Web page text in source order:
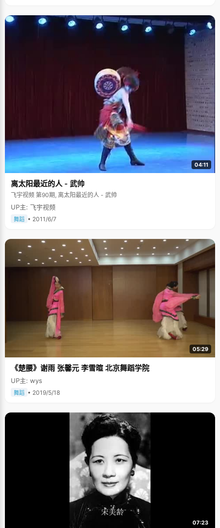
04:11
离太阳最近的人 - 武帅
飞宇视频 第90期, 离太阳最近的人 - 武帅
UP主: 飞宇视频
舞蹈 • 2011/6/7
05:29
《楚腰》谢雨 张馨元 李雪暄 北京舞蹈学院
UP主: wys
舞蹈 • 2019/5/18
07:23